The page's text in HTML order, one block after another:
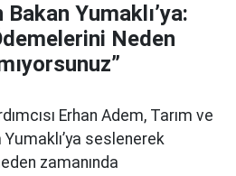
Bakan Yumaklı’ya:
Neden
Erhan Adem, Tarım ve
seslenerek
zamanında